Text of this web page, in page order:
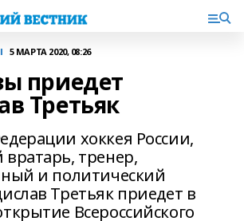
5 МАРТА 2020, 08:26
приедет
Третьяк
хоккея России,
тренер,
и политический
Третьяк приедет в
Всероссийского